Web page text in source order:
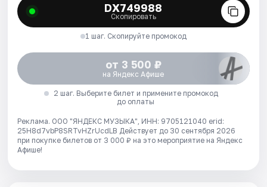
DX749988
Скопировать
1 шаг. Скопируйте промокод
от 3 500 ₽
на Яндекс Афише
2 шаг. Выберите билет и примените промокод
до оплаты
Реклама. ООО "ЯНДЕКС МУЗЫКА", ИНН: 9705121040 erid:
25H8d7vbP8SRTvHZrUcdLB Действует до 30 сентября 2026
при покупке билетов от 3 000 ₽ на это мероприятие на Яндекс
Афише!